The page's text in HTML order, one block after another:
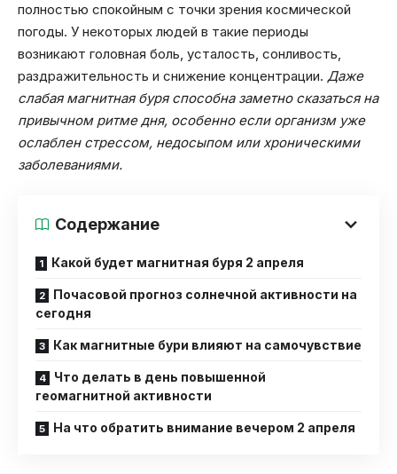
полностью спокойным с точки зрения космической
погоды. У некоторых людей в такие периоды
возникают головная боль, усталость, сонливость,
раздражительность и снижение концентрации. Даже
слабая магнитная буря способна заметно сказаться на
привычном ритме дня, особенно если организм уже
ослаблен стрессом, недосыпом или хроническими
заболеваниями.
Содержание
Какой будет магнитная буря 2 апреля
Почасовой прогноз солнечной активности на
сегодня
Как магнитные бури влияют на самочувствие
Что делать в день повышенной
геомагнитной активности
На что обратить внимание вечером 2 апреля